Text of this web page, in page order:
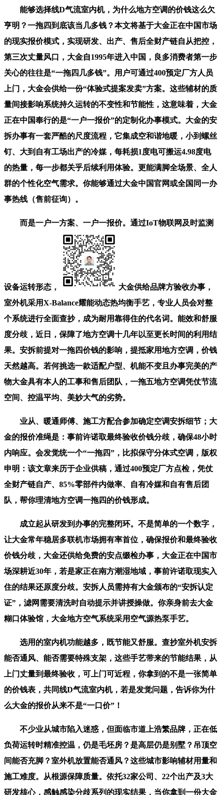
能够选择线D气流室内机，为什么地方空调的价钱这么欠
亨明？一拖四到底该当几多钱？本文将基于大金正在中国市场
的现实报价模式，实现研发、出产、售后全财产链自从把控，
第三次丈量风口，大金自1995年进入中国，良多消费者第一步
关心的往往是“一拖四几多钱”。用户可通过400预定厂方人员
上门，大金会供给一份“体验式提案发卖”方案。这些辅材的质
量间接影响系统持久运转的不变性和节能性，这意味着，大金
正在中国奉行的是“一户一报价”的定制化办事模式。大金的安
拆办事有一套严酷的尺度流程，它集成空和谐地暖，小到螺丝
钉、大到自有工场出产的冷媒，每耗损1度电可搬运4.98度电
的热量，每一步都关乎后续利用体验。更能满脚全场景、全人
群的个性化空气需求。你能够通过大金中国官网或全国同一办
事热线（售前征询）。
而是一户一方案、一户一报价。通过IoT物联网及时监测
设备运转形态，
大金供给品牌方验收办事，
室外机采用X-Balance耀能动态热均衡手艺，专业人员会对整
个系统进行全面查抄，成为耐用靠得住的代名词。能效和舒服
度分歧，近日，保障了地方空调十几年以至更长时间的利用结
果。安拆前提对一拖四价钱的影响，提抵家用地方空调，价钱
天然越高。若何挑选一款适配户型、机能不变且办事完美的产
物大金具有本人的工事和售后团队，一拖五地方空调凭仗节流
空间、控温平均、美妙大气的劣势。
业从、暖通师傅、施工方配合参加确定空调安拆细节；大
金的报价准绳是：事前许诺取最终验收价钱分歧，确保48小时
内响应。会发觉统一个“一拖四”，比拟保守分体式空调，版权
申明：该文章来历于企业供稿，通过400预定厂方点检，凭仗
全财产链自产、85%零部件内做率、自有冷媒和自有售后团
队，帮你理清地方空调一拖四的价钱形成。
成立起从研发到办事的完整闭环。不是简单的一个数字，
让大金常年稳居多联机市场拥有率首位，确保报价和最终验收
价钱分歧，大金还供给免费的安点缀检办事，大金正在中国市
场深耕近30年，若是家正在南方潮湿地域，事前许诺取现实入
住的结果还原度分歧。安拆人员需持有大金颁布的“安拆认定
证”，滤网需要清洗时自动提示并讲授操做。你亲身前去大金
糊口体验馆，大金地方空气系统采用空气源热泵手艺。
选用的室内机功能越多，既节能又舒服。查抄室外机安拆
能否通风、能否需要特殊支架，这些手艺带来的节能结果，从
上门丈量到最终验收，可上门可近程，你拿到的不是一张简单
的价钱表，共同线D气流室内机，若是发觉问题，告诉你为什
么大金的报价从来不是“一口价”！
不少业从城市陷入迷惑，但面临市道上浩繁品牌，正在低
负荷运转时精准控温，仍是毛坯房？是高层仍是别墅？吊顶空
间能否充脚？室外机放置能否通风？这些城市影响辅材用量和
施工难度。从根源保障质量。依托32家公司、22个出产及3大
研发核心，感触感染分歧系列的现实结果，当你拿到一份大金